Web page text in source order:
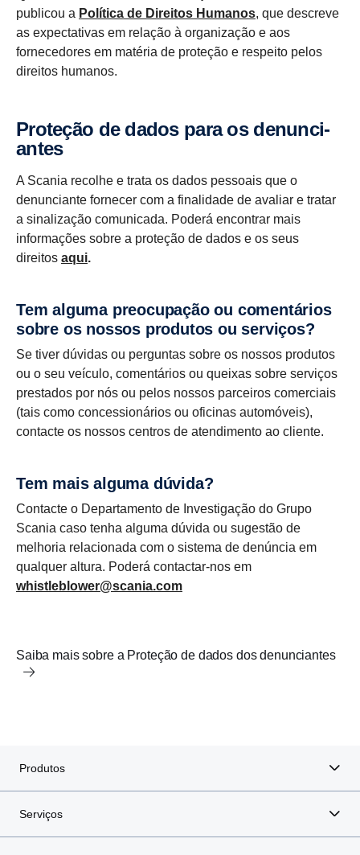
publicou a Política de Direitos Humanos, que descreve
as expectativas em relação à organização e aos
fornecedores em matéria de proteção e respeito pelos
direitos humanos.
Proteção de dados para os denun­ci­
antes
A Scania recolhe e trata os dados pessoais que o
denunciante fornecer com a finalidade de avaliar e tratar
a sinalização comunicada. Poderá encontrar mais
informações sobre a proteção de dados e os seus
direitos aqui.
Tem alguma preocupação ou comentários
sobre os nossos produtos ou serviços?
Se tiver dúvidas ou perguntas sobre os nossos produtos
ou o seu veículo, comentários ou queixas sobre serviços
prestados por nós ou pelos nossos parceiros comerciais
(tais como concessionários ou oficinas automóveis),
contacte os nossos centros de atendimento ao cliente.
Tem mais alguma dúvida?
Contacte o Departamento de Investigação do Grupo
Scania caso tenha alguma dúvida ou sugestão de
melhoria relacionada com o sistema de denúncia em
qualquer altura. Poderá contactar-nos em
whistleblower@scania.com
Saiba mais sobre a Proteção de dados dos denunciantes
Produtos
Serviços